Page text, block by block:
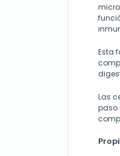
Esta
Las
paso